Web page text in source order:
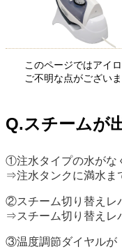
このページではアイ
ご不明な点がござい
Q.スチームが
①注水タイプの水がな
⇒注水タンクに満水ま
②スチーム切り替えレ
⇒スチーム切り替えレ
③温度調節ダイヤルが